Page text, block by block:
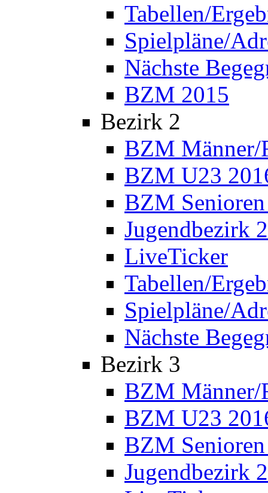
Tabellen/
Spielpläne/
Nächste
BZM 2015
Bezirk 2
BZM Männer/
BZM U23
BZM
Jugendbezirk
LiveTicker
Tabellen/
Spielpläne/
Nächste
Bezirk 3
BZM Männer/
BZM U23
BZM
Jugendbezirk